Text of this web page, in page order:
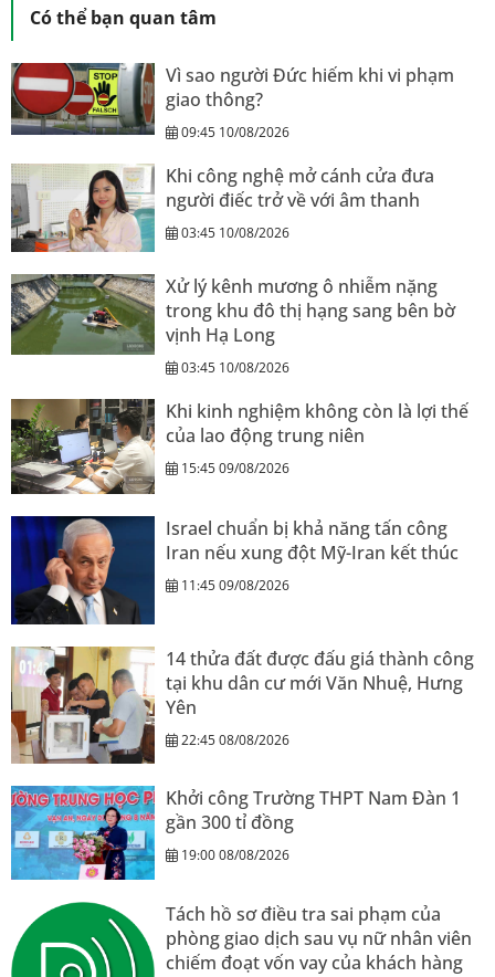
Có thể bạn quan tâm
Vì sao người Đức hiếm khi vi phạm
giao thông?
09:45 10/08/2026
Khi công nghệ mở cánh cửa đưa
người điếc trở về với âm thanh
03:45 10/08/2026
Xử lý kênh mương ô nhiễm nặng
trong khu đô thị hạng sang bên bờ
vịnh Hạ Long
03:45 10/08/2026
Khi kinh nghiệm không còn là lợi thế
của lao động trung niên
15:45 09/08/2026
Israel chuẩn bị khả năng tấn công
Iran nếu xung đột Mỹ-Iran kết thúc
11:45 09/08/2026
14 thửa đất được đấu giá thành công
tại khu dân cư mới Văn Nhuệ, Hưng
Yên
22:45 08/08/2026
Khởi công Trường THPT Nam Đàn 1
gần 300 tỉ đồng
19:00 08/08/2026
Tách hồ sơ điều tra sai phạm của
phòng giao dịch sau vụ nữ nhân viên
chiếm đoạt vốn vay của khách hàng